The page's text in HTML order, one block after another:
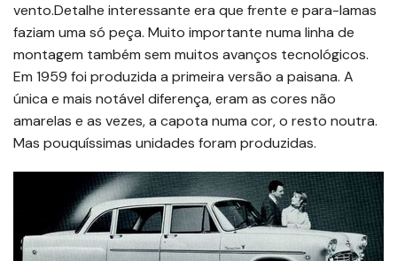
vento.Detalhe interessante era que frente e para-lamas
faziam uma só peça. Muito importante numa linha de
montagem também sem muitos avanços tecnológicos.
Em 1959 foi produzida a primeira versão a paisana. A
única e mais notável diferença, eram as cores não
amarelas e as vezes, a capota numa cor, o resto noutra.
Mas pouquíssimas unidades foram produzidas.